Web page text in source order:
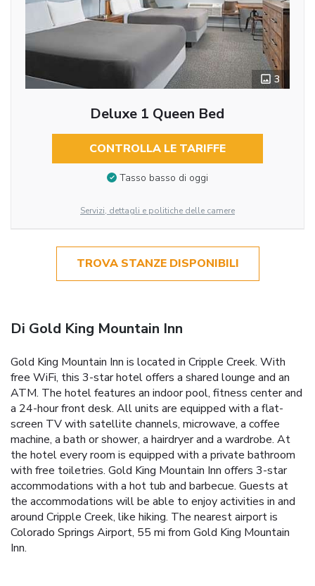
3
Deluxe 1 Queen Bed
CONTROLLA LE TARIFFE
Tasso basso di oggi
Servizi, dettagli e politiche delle camere
TROVA STANZE DISPONIBILI
Di Gold King Mountain Inn
Gold King Mountain Inn is located in Cripple Creek. With
free WiFi, this 3-star hotel offers a shared lounge and an
ATM. The hotel features an indoor pool, fitness center and
a 24-hour front desk. All units are equipped with a flat-
screen TV with satellite channels, microwave, a coffee
machine, a bath or shower, a hairdryer and a wardrobe. At
the hotel every room is equipped with a private bathroom
with free toiletries. Gold King Mountain Inn offers 3-star
accommodations with a hot tub and barbecue. Guests at
the accommodations will be able to enjoy activities in and
around Cripple Creek, like hiking. The nearest airport is
Colorado Springs Airport, 55 mi from Gold King Mountain
Inn.